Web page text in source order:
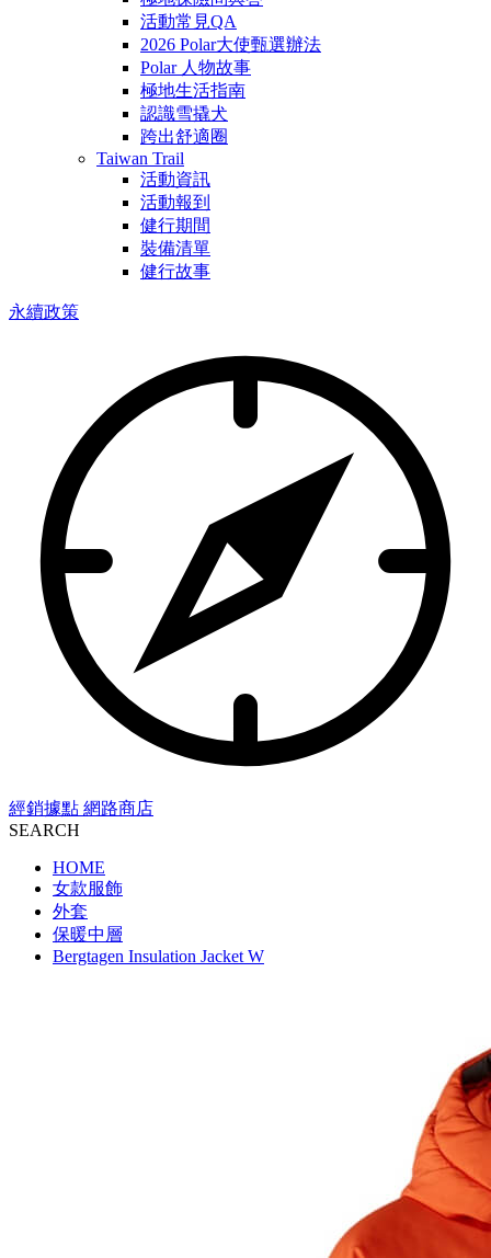
活動常見QA
2026 Polar大使甄選辦法
Polar 人物故事
極地生活指南
認識雪撬犬
跨出舒適圈
Taiwan Trail
活動資訊
活動報到
健行期間
裝備清單
健行故事
永續政策
經銷據點 網路商店
SEARCH
HOME
女款服飾
外套
保暖中層
Bergtagen Insulation Jacket W